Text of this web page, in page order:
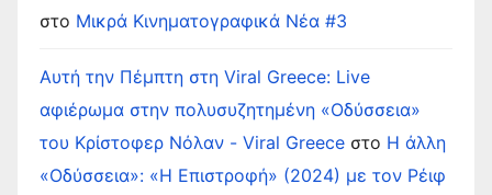
στο Μικρά Κινηματογραφικά Νέα #3
Αυτή την Πέμπτη στη Viral Greece: Live
αφιέρωμα στην πολυσυζητημένη «Οδύσσεια»
του Κρίστοφερ Νόλαν - Viral Greece στο Η άλλη
«Οδύσσεια»: «Η Επιστροφή» (2024) με τον Ρέιφ